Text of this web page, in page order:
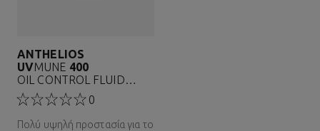
ANTHELIOS
UVMUNE 400
OIL CONTROL FLUID
SPF50+
&ALPHAΑΝΤΗΛΙΑΚΟ
ΠΡ&OMICRON...
0
Πολύ υψηλή προστασία για το